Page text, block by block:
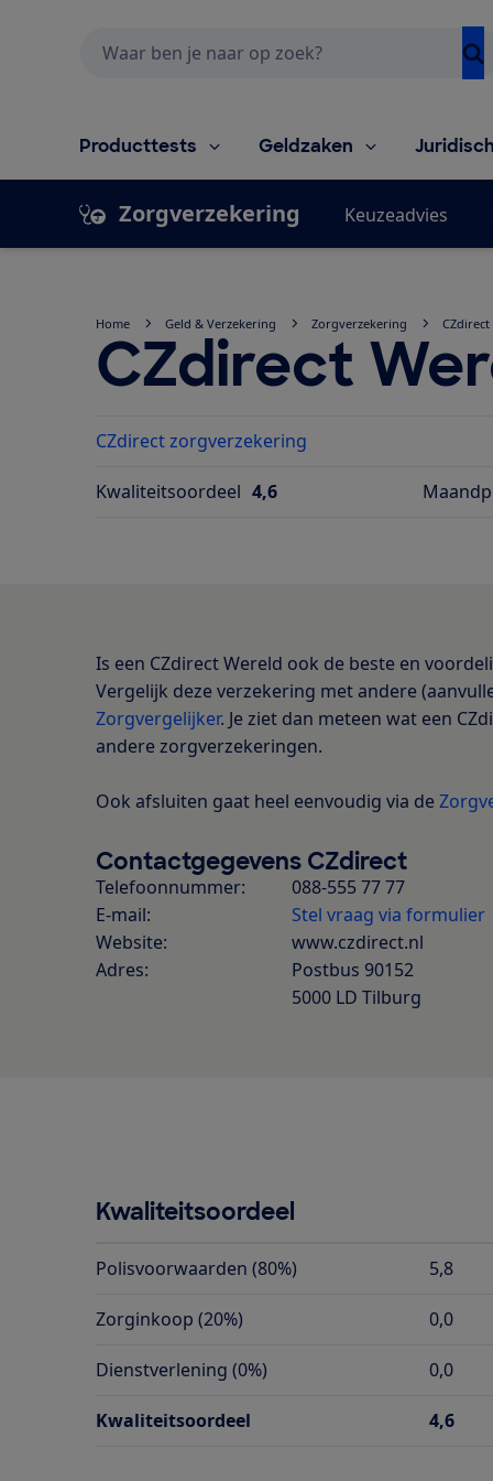
Producttests Geldzaken
Zorgverzekering Keuzeadvies
Home Geld & Verzekering Zorgverzekering
CZdirect
CZdirect zorgverzekering
Kwaliteitsoordeel 4,6
Is een CZdirect Wereld ook de beste en
Vergelijk deze verzekering met andere
Zorgvergelijker. Je ziet dan meteen wat een
andere zorgverzekeringen.
Ook afsluiten gaat heel eenvoudig via de
Contactgegevens CZdirect
Telefoonnummer:
088-555 77 77
E-mail:
Stel vraag via formulier
Website:
www.czdirect.nl
Adres:
Postbus 90152
5000 LD Tilburg
Kwaliteitsoordeel
Polisvoorwaarden (80%) 5,8
Zorginkoop (20%) 0,0
Dienstverlening (0%) 0,0
Kwaliteitsoordeel 4,6